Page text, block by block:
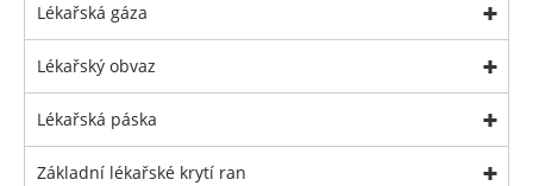
Lékařská gáza
Lékařský obvaz
Lékařská páska
Základní lékařské krytí ran